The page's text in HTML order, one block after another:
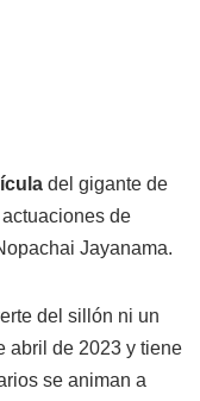
del gigante de
de
Jayanama.
del sillón ni un
abril de 2023 y tiene
se animan a